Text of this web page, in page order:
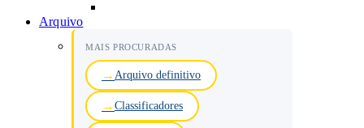
Arquivo
MAIS PROCURADAS
Arquivo definitivo
Classificadores